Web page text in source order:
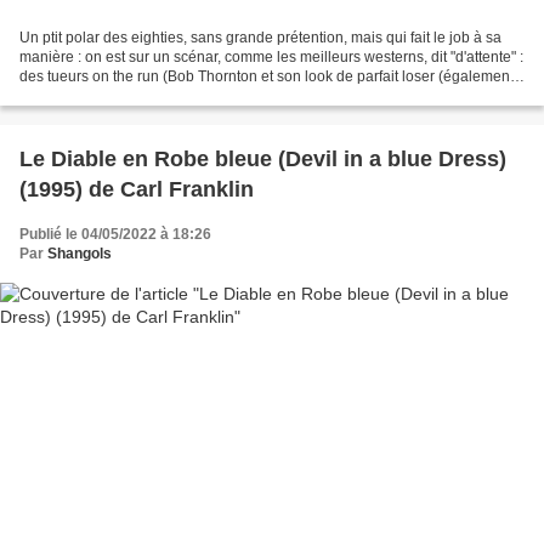
Un ptit polar des eighties, sans grande prétention, mais qui fait le job à sa
manière : on est sur un scénar, comme les meilleurs westerns, dit "d'attente" :
des tueurs on the run (Bob Thornton et son look de parfait loser (également
Le Diable en Robe bleue (Devil in a blue Dress)
(1995) de Carl Franklin
Publié le 04/05/2022 à 18:26
Par Shangols